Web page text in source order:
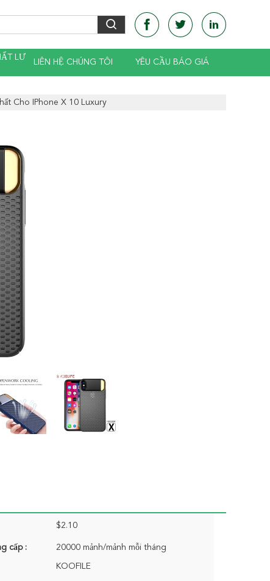
LƯ
LIÊN HỆ CHÚNG TÔI YÊU CẦU BÁO GIÁ
Cho IPhone X 10 Luxury
$2.10
cấp : 20000 mảnh/mảnh mỗi tháng
KOOFILE